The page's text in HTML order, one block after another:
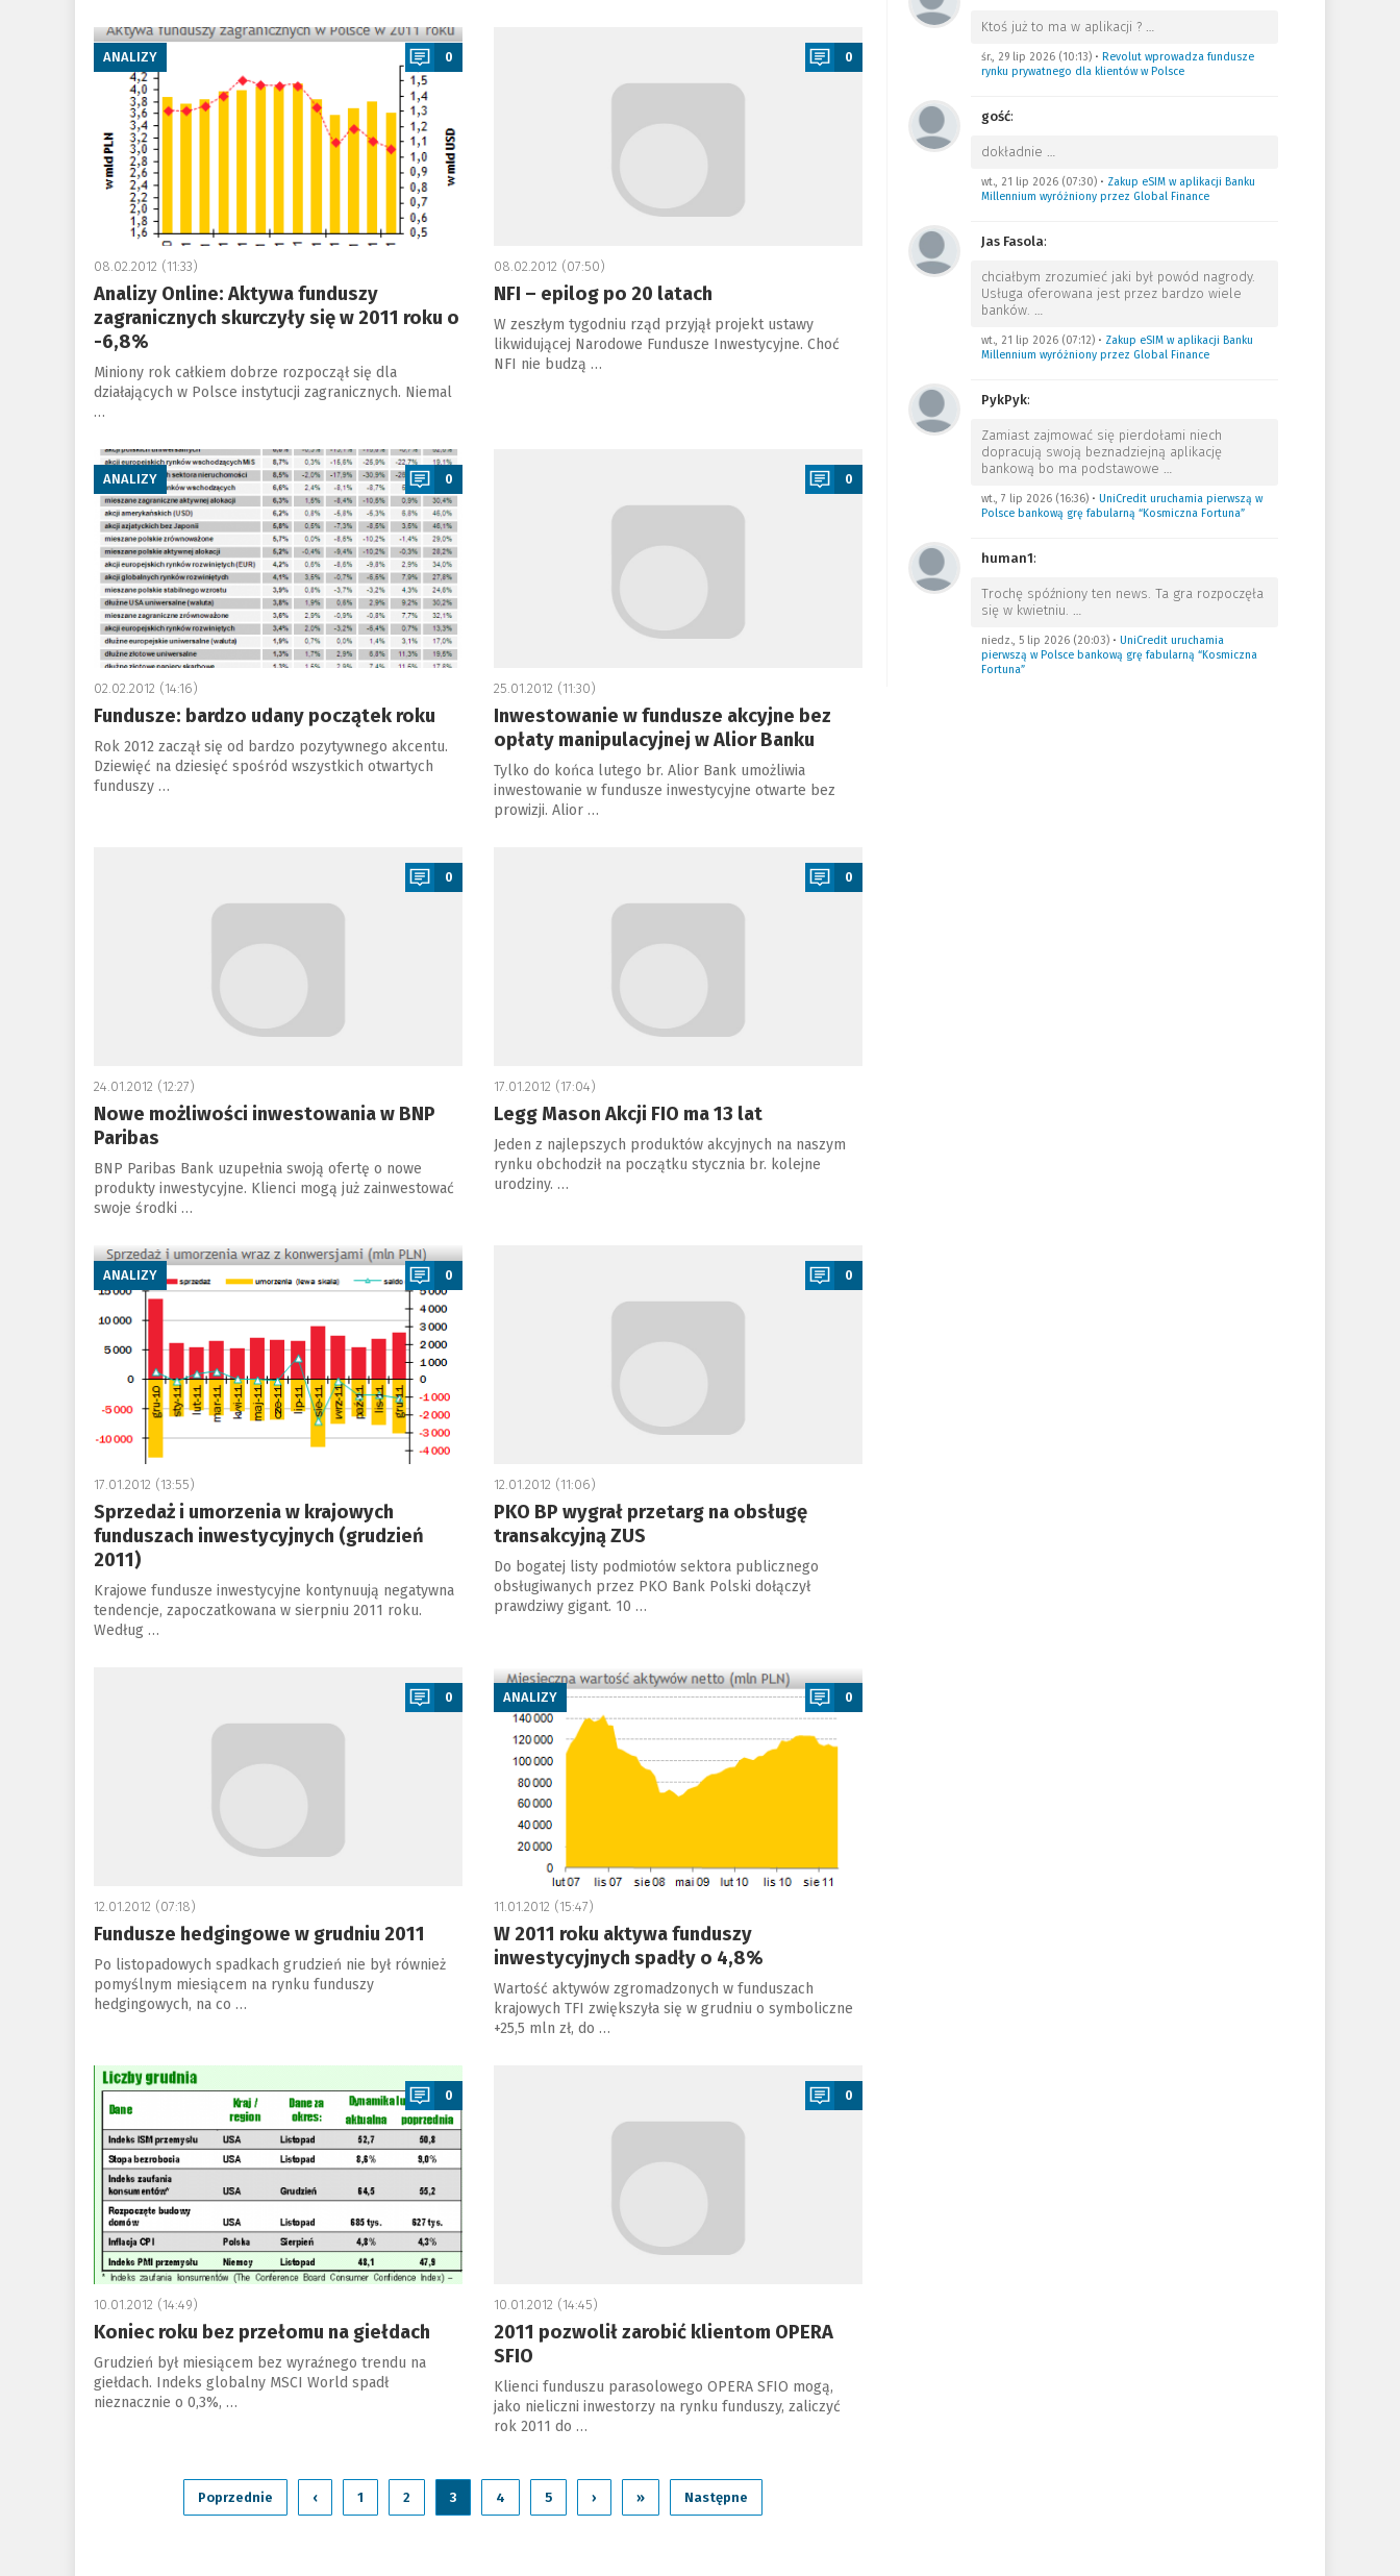
a
ANALIZY 0
08.02.2012 (11:33)
Analizy Online: Aktywa funduszy
zagranicznych skurczyły się w 2011 roku o
-6,8%
Miniony rok całkiem dobrze rozpoczął się dla
działających w Polsce instytucji zagranicznych. Niemal
…
0
08.02.2012 (07:50)
NFI – epilog po 20 latach
W zeszłym tygodniu rząd przyjął projekt ustawy
likwidującej Narodowe Fundusze Inwestycyjne. Choć
NFI nie budzą …
a
ANALIZY 0
02.02.2012 (14:16)
Fundusze: bardzo udany początek roku
Rok 2012 zaczął się od bardzo pozytywnego akcentu.
Dziewięć na dziesięć spośród wszystkich otwartych
funduszy …
0
25.01.2012 (11:30)
Inwestowanie w fundusze akcyjne bez
opłaty manipulacyjnej w Alior Banku
Tylko do końca lutego br. Alior Bank umożliwia
inwestowanie w fundusze inwestycyjne otwarte bez
prowizji. Alior …
0
24.01.2012 (12:27)
Nowe możliwości inwestowania w BNP
Paribas
BNP Paribas Bank uzupełnia swoją ofertę o nowe
produkty inwestycyjne. Klienci mogą już zainwestować
swoje środki …
0
17.01.2012 (17:04)
Legg Mason Akcji FIO ma 13 lat
Jeden z najlepszych produktów akcyjnych na naszym
rynku obchodził na początku stycznia br. kolejne
urodziny. …
ANALIZY 0
17.01.2012 (13:55)
Sprzedaż i umorzenia w krajowych
funduszach inwestycyjnych (grudzień
2011)
Krajowe fundusze inwestycyjne kontynuują negatywna
tendencje, zapoczatkowana w sierpniu 2011 roku.
Według …
0
12.01.2012 (11:06)
PKO BP wygrał przetarg na obsługę
transakcyjną ZUS
Do bogatej listy podmiotów sektora publicznego
obsługiwanych przez PKO Bank Polski dołączył
prawdziwy gigant. 10 …
0
12.01.2012 (07:18)
Fundusze hedgingowe w grudniu 2011
Po listopadowych spadkach grudzień nie był również
pomyślnym miesiącem na rynku funduszy
hedgingowych, na co …
ANALIZY 0
11.01.2012 (15:47)
W 2011 roku aktywa funduszy
inwestycyjnych spadły o 4,8%
Wartość aktywów zgromadzonych w funduszach
krajowych TFI zwiększyła się w grudniu o symboliczne
+25,5 mln zł, do …
a
0
10.01.2012 (14:49)
Koniec roku bez przełomu na giełdach
Grudzień był miesiącem bez wyraźnego trendu na
giełdach. Indeks globalny MSCI World spadł
nieznacznie o 0,3%, …
0
10.01.2012 (14:45)
2011 pozwolił zarobić klientom OPERA
SFIO
Klienci funduszu parasolowego OPERA SFIO mogą,
jako nieliczni inwestorzy na rynku funduszy, zaliczyć
rok 2011 do …
Poprzednie ‹ 1 2 3 4 5 › » Następne
Ktoś już to ma w aplikacji ? …
śr., 29 lip 2026 (10:13)• Revolut wprowadza fundusze
rynku prywatnego dla klientów w Polsce
gość:
dokładnie …
wt., 21 lip 2026 (07:30)• Zakup eSIM w aplikacji Banku
Millennium wyróżniony przez Global Finance
Jas Fasola:
chciałbym zrozumieć jaki był powód nagrody.
Usługa oferowana jest przez bardzo wiele
banków. …
wt., 21 lip 2026 (07:12)• Zakup eSIM w aplikacji Banku
Millennium wyróżniony przez Global Finance
PykPyk:
Zamiast zajmować się pierdołami niech
dopracują swoją beznadziejną aplikację
bankową bo ma podstawowe …
wt., 7 lip 2026 (16:36)• UniCredit uruchamia pierwszą w
Polsce bankową grę fabularną “Kosmiczna Fortuna”
human1:
Trochę spóźniony ten news. Ta gra rozpoczęła
się w kwietniu. …
niedz., 5 lip 2026 (20:03)• UniCredit uruchamia
pierwszą w Polsce bankową grę fabularną “Kosmiczna
Fortuna”